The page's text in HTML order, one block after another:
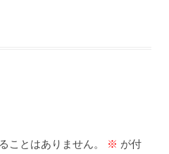
ことはありません。 ※ が付